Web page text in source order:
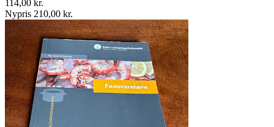
114,00 kr.
Nypris 210,00 kr.